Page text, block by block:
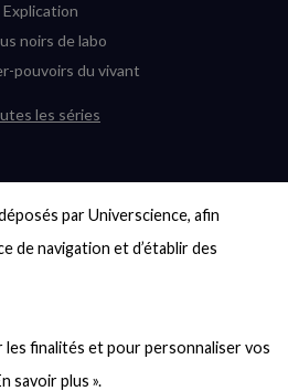
par Universcience, afin
de navigation et d’établir des
les finalités et pour personnaliser vos
Explication
noirs de labo
pouvoirs du vivant
les séries
et pas de « Terre »
en vue ?
pour les cryptos ?
et politique : la
vote équitable